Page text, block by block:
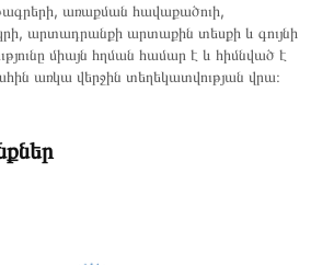
առաքման հավաքածուի,
արտադրանքի արտաքին տեսքի և գույնի
միայն հղման համար է և հիմնված է
առկա վերջին տեղեկատվության վրա։